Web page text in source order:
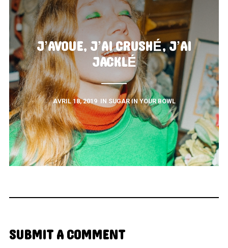
J’AVOUE, J’AI CRUSHÉ, J’AI
JACKLÉ
AVRIL 18, 2019 IN SUGAR IN YOUR BOWL
SUBMIT A COMMENT